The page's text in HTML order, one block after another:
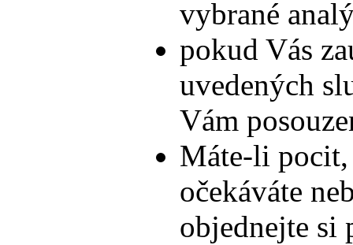
vybrané
pokud Vás
uvedených
Vám
Máte-li pocit,
očekáváte
objednejte si